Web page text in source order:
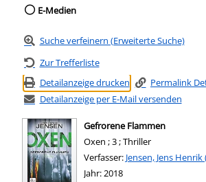
E-Medien
Suche verfeinern (Erweiterte Suche)
Zur Trefferliste
Detailanzeige drucken
Permalink
Detailanzeige per E-Mail versenden
Gefrorene Flammen
Oxen ; 3 ; Thriller
Verfasser: Suche nach
Jensen, Jens
Jahr:2018